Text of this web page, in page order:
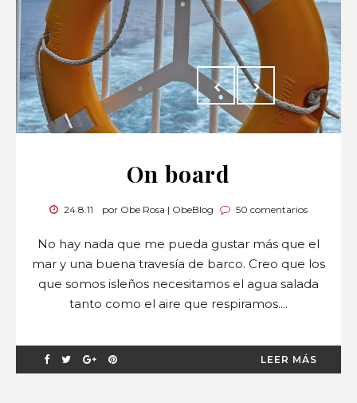
On board
24.8.11 por Obe Rosa | ObeBlog 50 comentarios
No hay nada que me pueda gustar más que el
mar y una buena travesía de barco. Creo que los
que somos isleños necesitamos el agua salada
tanto como el aire que respiramos....
LEER MÁS